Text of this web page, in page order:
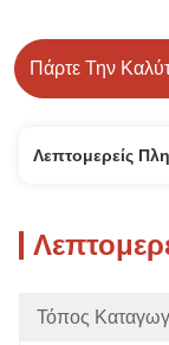
Πάρτε Την
Λεπτομερείς
Τόπος